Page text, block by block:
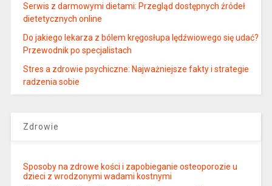
Serwis z darmowymi dietami: Przegląd dostępnych źródeł
dietetycznych online
Do jakiego lekarza z bólem kręgosłupa lędźwiowego się udać?
Przewodnik po specjalistach
Stres a zdrowie psychiczne: Najważniejsze fakty i strategie
radzenia sobie
Zdrowie
Sposoby na zdrowe kości i zapobieganie osteoporozie u
dzieci z wrodzonymi wadami kostnymi